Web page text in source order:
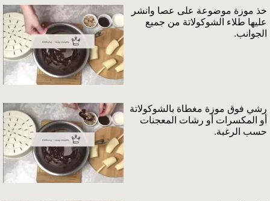
خذ موزة موضوعة على عصا وانشر
عليها طلاء الشوكولاتة من جميع
الجوانب.
رشي فوق موزة مغطاة بالشوكولاتة
أو المكسرات أو رشات المعجنات
حسب الرغبة.